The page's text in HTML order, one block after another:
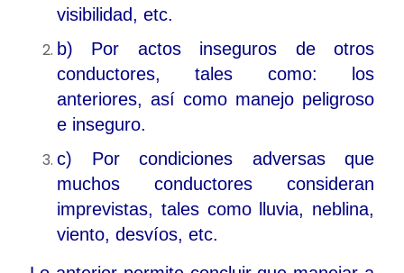
visibilidad, etc.
b) Por actos inseguros de otros
conductores, tales como: los
anteriores, así como manejo peligroso
e inseguro.
c) Por condiciones adversas que
muchos conductores consideran
imprevistas, tales como lluvia, neblina,
viento, desvíos, etc.